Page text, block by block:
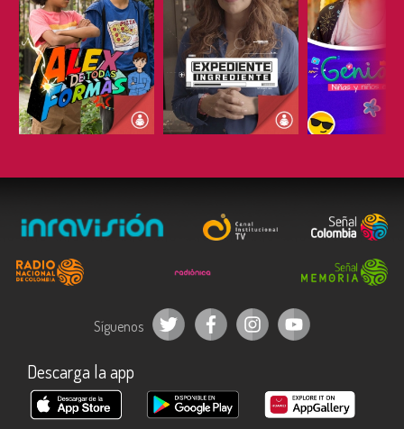
ESCUCHAR ESCUCHAR
Síguenos
Descarga la app